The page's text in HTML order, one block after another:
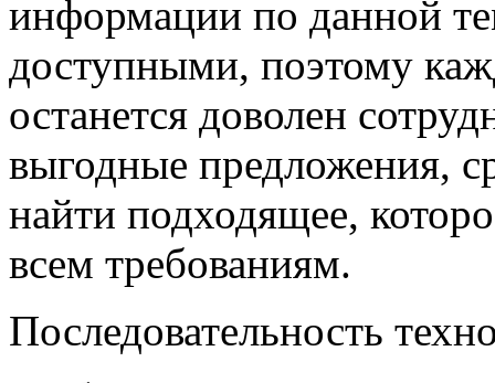
информации по данной
доступными, поэтому
останется доволен
выгодные предложения,
найти подходящее,
всем требованиям.
Последовательность